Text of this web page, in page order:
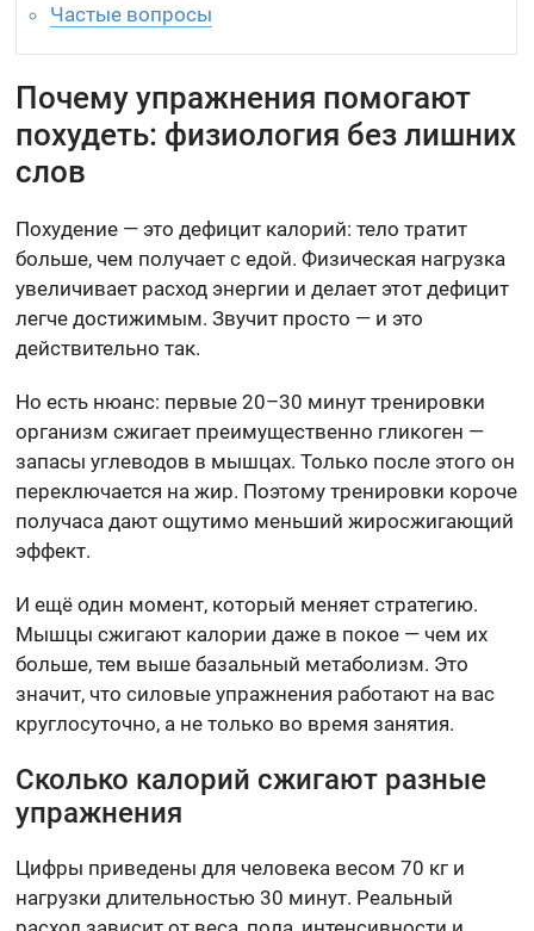
Частые вопросы
Почему упражнения помогают
похудеть: физиология без лишних
слов
Похудение — это дефицит калорий: тело тратит
больше, чем получает с едой. Физическая нагрузка
увеличивает расход энергии и делает этот дефицит
легче достижимым. Звучит просто — и это
действительно так.
Но есть нюанс: первые 20–30 минут тренировки
организм сжигает преимущественно гликоген —
запасы углеводов в мышцах. Только после этого он
переключается на жир. Поэтому тренировки короче
получаса дают ощутимо меньший жиросжигающий
эффект.
И ещё один момент, который меняет стратегию.
Мышцы сжигают калории даже в покое — чем их
больше, тем выше базальный метаболизм. Это
значит, что силовые упражнения работают на вас
круглосуточно, а не только во время занятия.
Сколько калорий сжигают разные
упражнения
Цифры приведены для человека весом 70 кг и
нагрузки длительностью 30 минут. Реальный